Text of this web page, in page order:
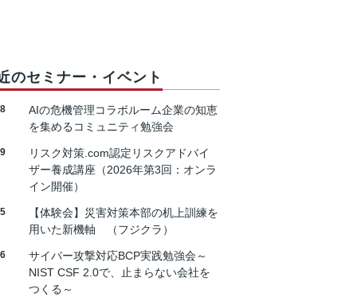
のセミナー・イベント
AIの危機管理コラボルーム企業の知恵
を集めるコミュニティ勉強会
リスク対策.com認定リスクアドバイ
ザー養成講座（2026年第3回：オンラ
イン開催）
【体験会】災害対策本部の机上訓練を
用いた新機軸 （フジクラ）
サイバー攻撃対応BCP実践勉強会～
NIST CSF 2.0で、止まらない会社を
つくる～